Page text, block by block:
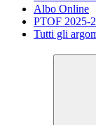
Albo Online
PTOF 2025-
Tutti gli